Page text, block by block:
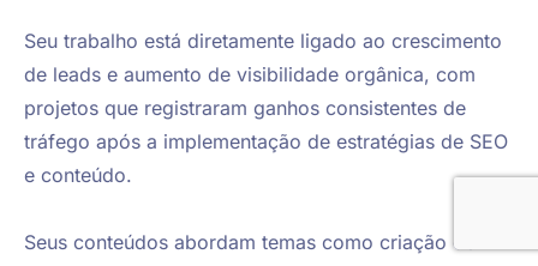
Seu trabalho está diretamente ligado ao crescimento
de leads e aumento de visibilidade orgânica, com
projetos que registraram ganhos consistentes de
tráfego após a implementação de estratégias de SEO
e conteúdo.
Seus conteúdos abordam temas como criação de